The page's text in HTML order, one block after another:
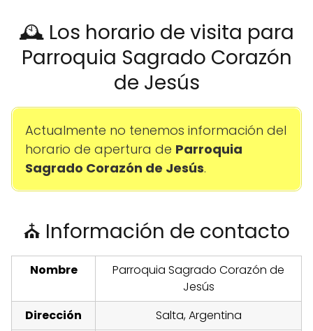
🕰️ Los horario de visita para
Parroquia Sagrado Corazón
de Jesús
Actualmente no tenemos información del
horario de apertura de Parroquia
Sagrado Corazón de Jesús.
⛪ Información de contacto
Nombre
Parroquia Sagrado Corazón de
Jesús
Dirección
Salta, Argentina